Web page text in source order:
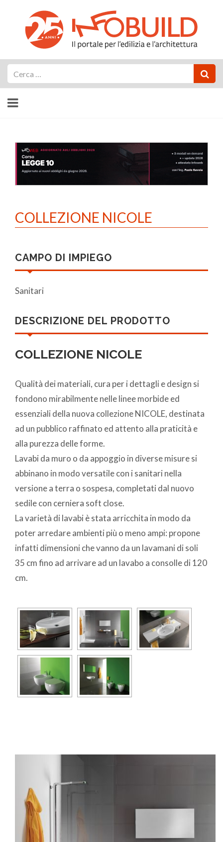
COLLEZIONE NICOLE
CAMPO DI IMPIEGO
Sanitari
DESCRIZIONE DEL PRODOTTO
COLLEZIONE NICOLE
Qualità dei materiali, cura per i dettagli e design si
fondono mirabilmente nelle linee morbide ed
essenziali della nuova collezione NICOLE, destinata
ad un pubblico raffinato ed attento alla praticità e
alla purezza delle forme.
Lavabi da muro o da appoggio in diverse misure si
abbinano in modo versatile con i sanitari nella
versione a terra o sospesa, completati dal nuovo
sedile con cerniera soft close.
La varietà di lavabi è stata arricchita in modo da
poter arredare ambienti più o meno ampi: propone
infatti dimensioni che vanno da un lavamani di soli
35 cm fino ad arrivare ad un lavabo a consolle di 120
cm.